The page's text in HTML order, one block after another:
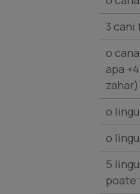
3 cani
o
apa
zahar)
o
o
5
poate